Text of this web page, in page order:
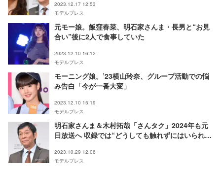
2023.12.17 12:53
モデルプレス
元モー娘。飯窪春菜、明石家さんま・長男と“お見
合い”後に2人で食事していた
2023.12.10 16:12
モデルプレス
モーニング娘。’23横山玲奈、グループ活動での悩
み告白「今が一番大変」
2023.12.10 15:19
モデルプレス
明石家さんま＆木村拓哉「さんタク」2024年も元
日放送へ 収録では“どうしても触れずにはいられな
2023.10.29 12:06
モデルプレス